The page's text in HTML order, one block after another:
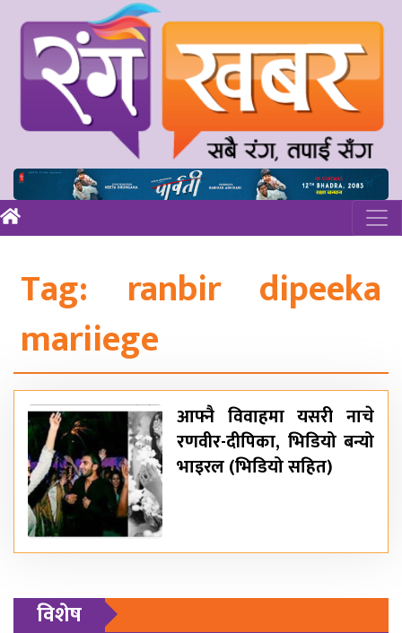
Tag: ranbir dipeeka
mariiege
आफ्नै विवाहमा यसरी नाचे
रणवीर-दीपिका, भिडियो बन्यो
भाइरल (भिडियो सहित)
विशेष